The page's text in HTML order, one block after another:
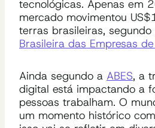
tecnológicas. Apenas em
mercado movimentou
terras brasileiras, segundo
Brasileira das Empresas
Ainda segundo a ABES, a
digital está impactando a
pessoas trabalham. O
um momento histórico